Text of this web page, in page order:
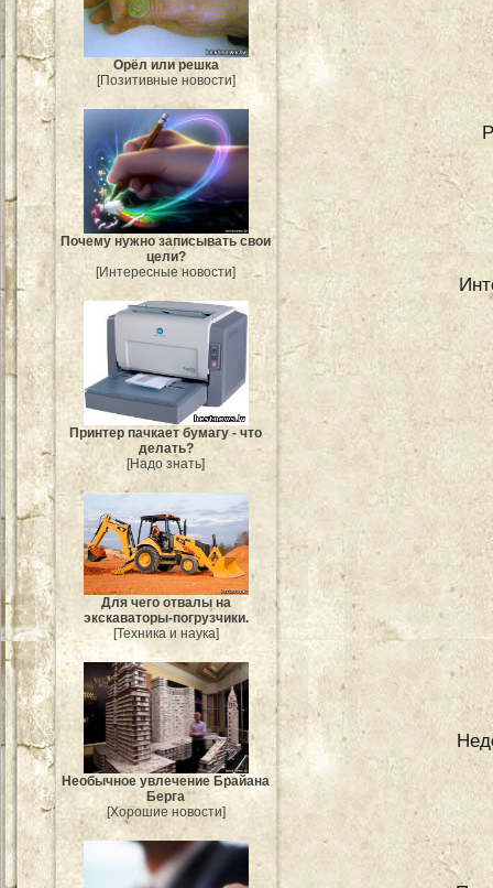
Орёл или решка
[Позитивные новости]
Почему нужно записывать свои
цели?
[Интересные новости]
Принтер пачкает бумагу - что
делать?
[Надо знать]
Для чего отвалы на
экскаваторы-погрузчики.
[Техника и наука]
Необычное увлечение Брайана
Берга
[Хорошие новости]